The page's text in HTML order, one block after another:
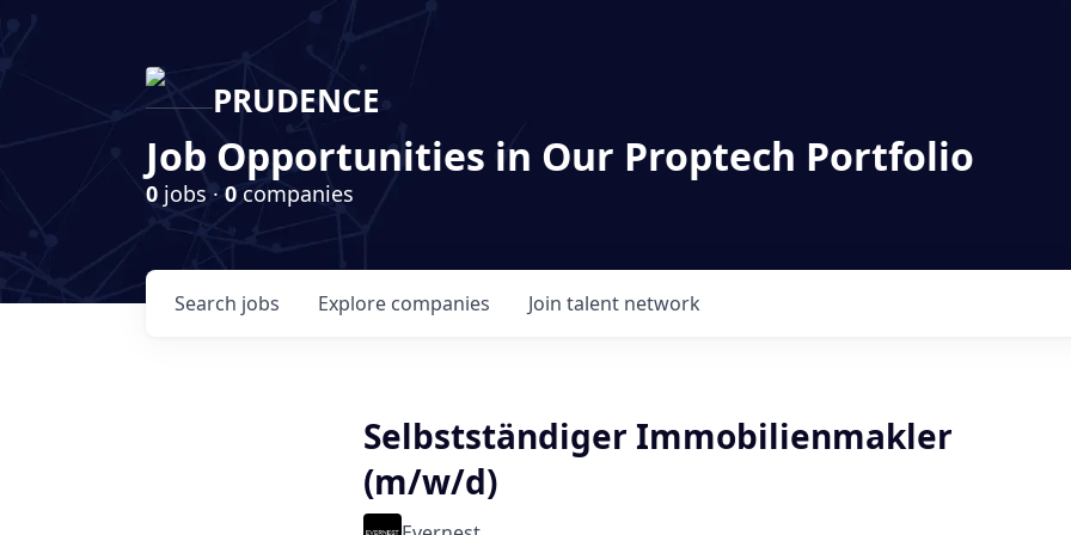
PRUDENCE
Job Opportunities in Our Proptech Portfolio
0 jobs · 0 companies
Search jobs Explore companies Join talent network
Selbstständiger Immobilienmakler
(m/w/d)